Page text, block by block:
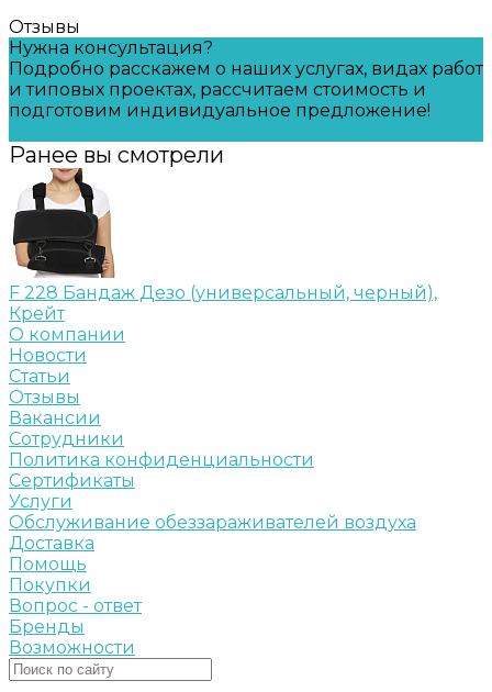
Отзывы
Нужна консультация?
Подробно расскажем о наших услугах, видах работ
и типовых проектах, рассчитаем стоимость и
подготовим индивидуальное предложение!
Ранее вы смотрели
F 228 Бандаж Дезо (универсальный, черный),
Крейт
О компании
Новости
Статьи
Отзывы
Вакансии
Сотрудники
Политика конфиденциальности
Сертификаты
Услуги
Обслуживание обеззараживателей воздуха
Доставка
Помощь
Покупки
Вопрос - ответ
Бренды
Возможности